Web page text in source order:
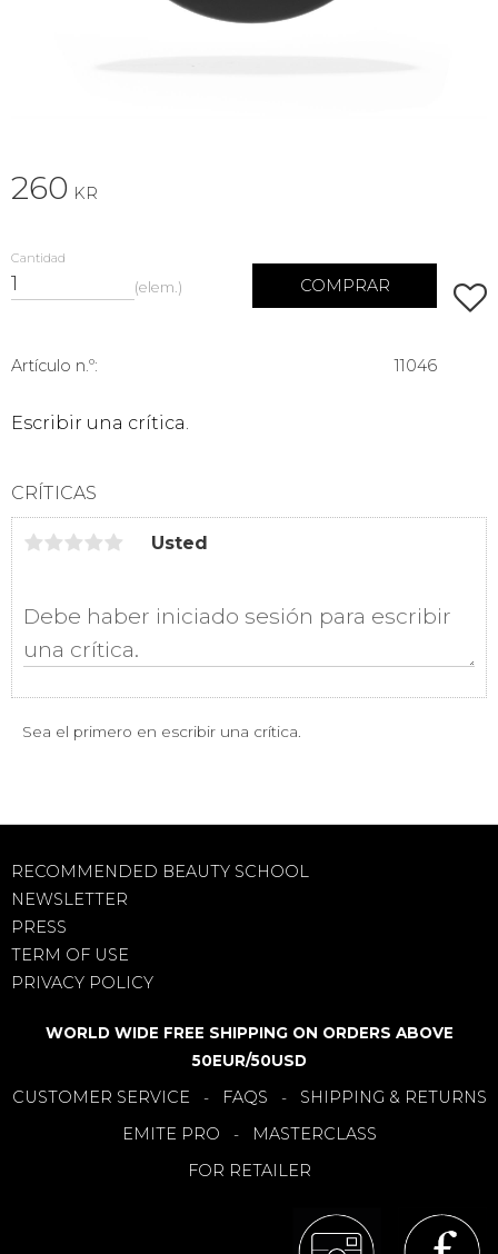
260 KR
Cantidad
elem. COMPRAR
Artículo n.º 11046
Escribir una crítica.
CRÍTICAS
Usted
Sea el primero en escribir una crítica.
RECOMMENDED BEAUTY SCHOOL
NEWSLETTER
PRESS
TERM OF USE
PRIVACY POLICY
WORLD WIDE FREE SHIPPING ON ORDERS ABOVE
50EUR/50USD
CUSTOMER SERVICE - FAQS - SHIPPING & RETURNS
EMITE PRO -
MASTERCLASS
FOR RETAILER